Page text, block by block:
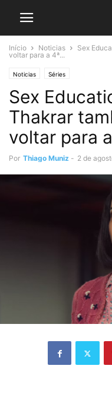
Início Noticias
Sex
voltar para a 4ª...
Noticias Séries
Sex
Thakrar
voltar para
Por Thiago Muniz - 2 de